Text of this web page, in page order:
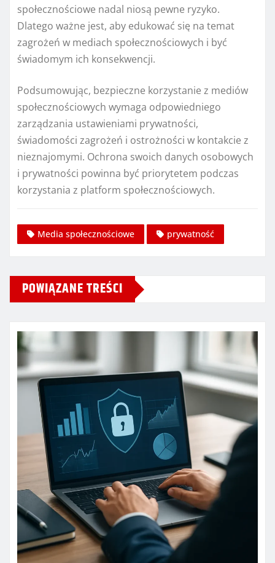
społecznościowe nadal niosą pewne ryzyko.
Dlatego ważne jest, aby edukować się na temat
zagrożeń w mediach społecznościowych i być
świadomym ich konsekwencji.
Podsumowując, bezpieczne korzystanie z mediów
społecznościowych wymaga odpowiedniego
zarządzania ustawieniami prywatności,
świadomości zagrożeń i ostrożności w kontakcie z
nieznajomymi. Ochrona swoich danych osobowych
i prywatności powinna być priorytetem podczas
korzystania z platform społecznościowych.
Media społecznościowe prywatność
POWIĄZANE TREŚCI